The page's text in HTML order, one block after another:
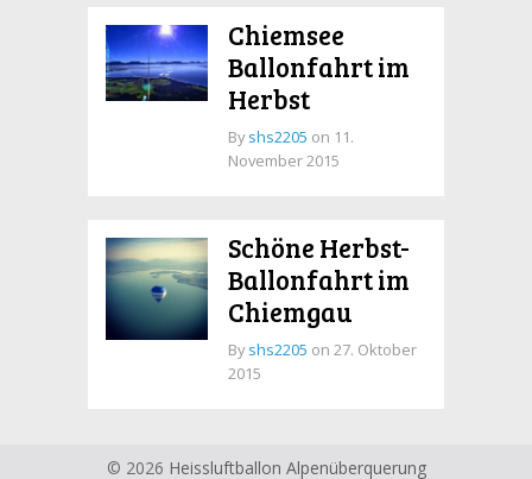
Chiemsee
Ballonfahrt im
Herbst
Byshs2205 on 11.
November 2015
Schöne Herbst-
Ballonfahrt im
Chiemgau
Byshs2205 on 27. Oktober
2015
© 2026 Heissluftballon Alpenüberquerung